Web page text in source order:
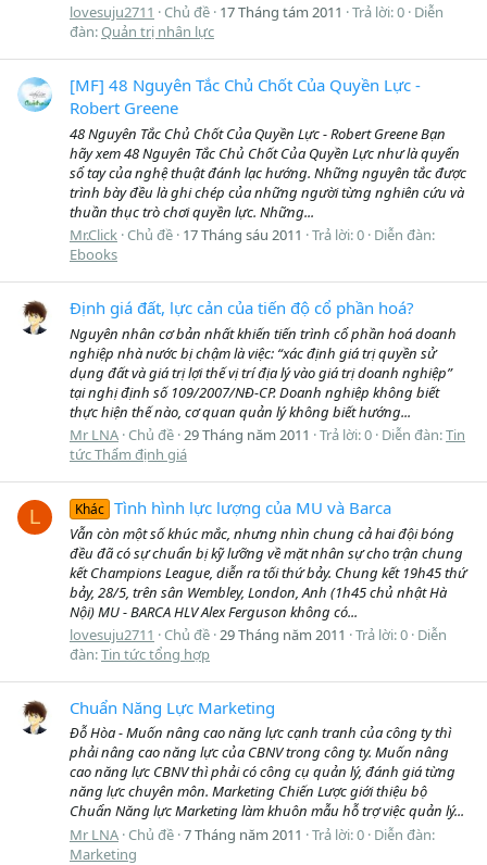
lovesuju2711
Chủ đề 17 Tháng tám 2011 Trả lời: 0 Diễn
đàn:Quản trị nhân lực
[MF] 48 Nguyên Tắc Chủ Chốt Của Quyền Lực -
Robert Greene
48 Nguyên Tắc Chủ Chốt Của Quyền Lực - Robert Greene Bạn
hãy xem 48 Nguyên Tắc Chủ Chốt Của Quyền Lực như là quyển
sổ tay của nghệ thuật đánh lạc hướng. Những nguyên tắc được
trình bày đều là ghi chép của những người từng nghiên cứu và
thuần thục trò chơi quyền lực. Những...
Mr.Click Chủ đề 17 Tháng sáu 2011 Trả lời: 0 Diễn đàn:
Ebooks
Định giá đất, lực cản của tiến độ cổ phần hoá?
Nguyên nhân cơ bản nhất khiến tiến trình cổ phần hoá doanh
nghiệp nhà nước bị chậm là việc: “xác định giá trị quyền sử
dụng đất và giá trị lợi thế vị trí địa lý vào giá trị doanh nghiệp”
tại nghị định số 109/2007/NĐ-CP. Doanh nghiệp không biết
thực hiện thế nào, cơ quan quản lý không biết hướng...
Mr LNA Chủ đề 29 Tháng năm 2011 Trả lời: 0 Diễn đàn:Tin
tức Thẩm định giá
L Khác Tình hình lực lượng của MU và Barca
Vẫn còn một số khúc mắc, nhưng nhìn chung cả hai đội bóng
đều đã có sự chuẩn bị kỹ lưỡng về mặt nhân sự cho trận chung
kết Champions League, diễn ra tối thứ bảy. Chung kết 19h45 thứ
bảy, 28/5, trên sân Wembley, London, Anh (1h45 chủ nhật Hà
Nội) MU - BARCA HLV Alex Ferguson không có...
lovesuju2711
Chủ đề 29 Tháng năm 2011 Trả lời: 0 Diễn
đàn:Tin tức tổng hợp
Chuẩn Năng Lực Marketing
Đỗ Hòa - Muốn nâng cao năng lực cạnh tranh của công ty thì
phải nâng cao năng lực của CBNV trong công ty. Muốn nâng
cao năng lực CBNV thì phải có công cụ quản lý, đánh giá từng
năng lực chuyên môn. Marketing Chiến Lược giới thiệu bộ
Chuẩn Năng lực Marketing làm khuôn mẫu hỗ trợ việc quản lý...
Mr LNA Chủ đề 7 Tháng năm 2011 Trả lời: 0 Diễn đàn:
Marketing